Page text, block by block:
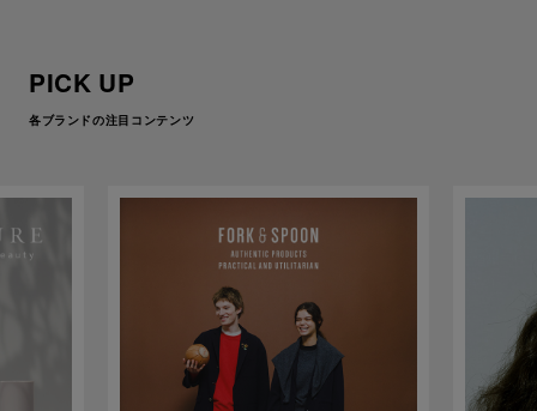
PICK UP
各ブランドの注目コンテンツ